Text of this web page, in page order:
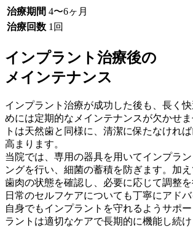
治療期間 4〜6ヶ月
治療回数 1回
インプラント治療後の
メインテナンス
インプラント治療が成功した後も、長く
めには定期的なメインテナンスが欠かせ
トは天然歯と同様に、清潔に保たなけれ
高まります。
当院では、専用の器具を用いてインプラ
ングを行い、細菌の蓄積を防ぎます。加
歯肉の状態を確認し、必要に応じて調整を
日常のセルフケアについても丁寧にアド
自身でもインプラントを守れるようサポ
ラントは適切なケアで長期的に機能し続